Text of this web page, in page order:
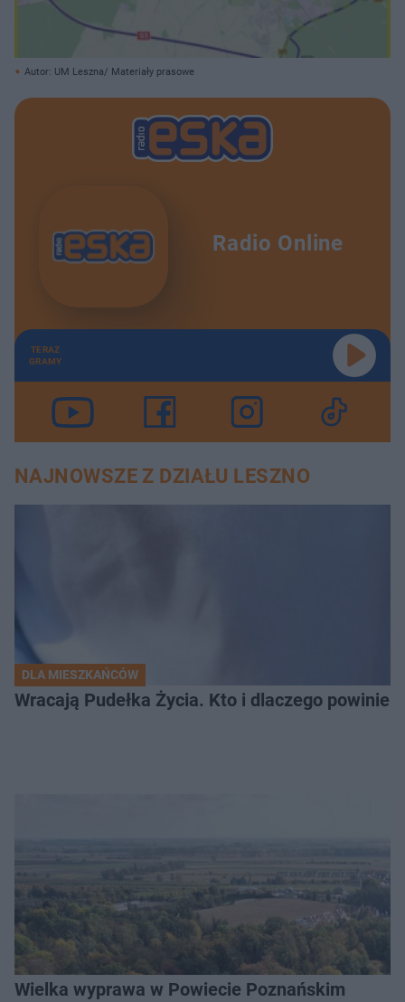
Autor: UM Leszna/ Materiały prasowe
Radio Online
TERAZ
GRAMY
NAJNOWSZE Z DZIAŁU LESZNO
DLA MIESZKAŃCÓW
Wracają Pudełka Życia. Kto i dlaczego powinien
Wielka wyprawa w Powiecie Poznańskim